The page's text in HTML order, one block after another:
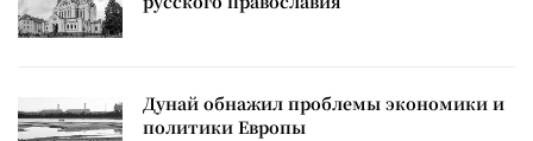
Дунай обнажил проблемы экономики и
политики Европы